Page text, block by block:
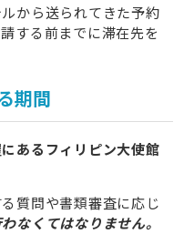
から送られてきた予約
する前までに滞在先を
期間
あるフィリピン大使館
質問や書類審査に応じ
なくてはなりません。